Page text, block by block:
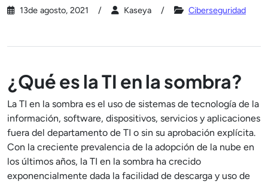
13de agosto, 2021 Kaseya Ciberseguridad
¿Qué es la TI en la sombra?
La TI en la sombra es el uso de sistemas de tecnología de la
información, software, dispositivos, servicios y aplicaciones
fuera del departamento de TI o sin su aprobación explícita.
Con la creciente prevalencia de la adopción de la nube en
los últimos años, la TI en la sombra ha crecido
exponencialmente dada la facilidad de descarga y uso de